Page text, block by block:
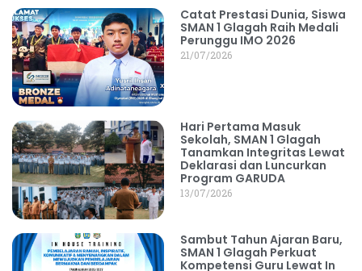
Catat Prestasi Dunia, Siswa
SMAN 1 Glagah Raih Medali
Perunggu IMO 2026
21/07/2026
Hari Pertama Masuk
Sekolah, SMAN 1 Glagah
Tanamkan Integritas Lewat
Deklarasi dan Luncurkan
Program GARUDA
13/07/2026
Sambut Tahun Ajaran Baru,
SMAN 1 Glagah Perkuat
Kompetensi Guru Lewat In